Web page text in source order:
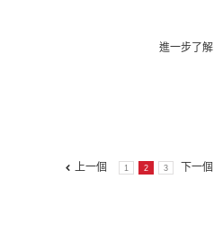
進一步了解
上一個 1 2 3 下一個